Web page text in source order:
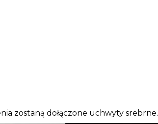
zostaną dołączone uchwyty srebrne.